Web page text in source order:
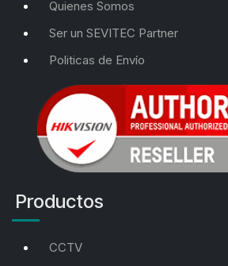
Quienes Somos
Ser un SEVITEC Partner
Politicas de Envío
Productos
CCTV